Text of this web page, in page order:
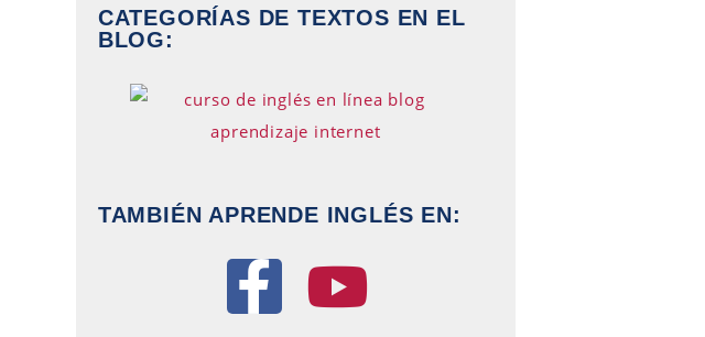
CATEGORÍAS DE TEXTOS EN EL
BLOG:
TAMBIÉN APRENDE INGLÉS EN: